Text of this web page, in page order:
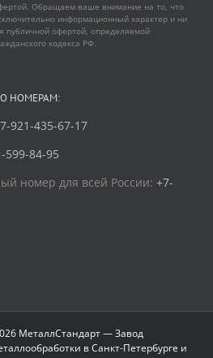
Обращаем ваше внимание на то, что
информационный характер и ни
публичной офертой, определяемой
кодекса РФ.
НОМЕРАМ:
921-435-67-17
599-84-95
номер для всей России: +7-
МеталлСтандарт — Завод
в Санкт-Петербурге и